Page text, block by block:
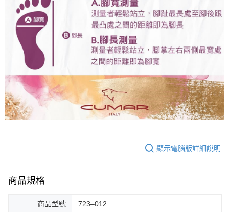
顯示電腦版詳細說明
商品規格
商品型號 723–012